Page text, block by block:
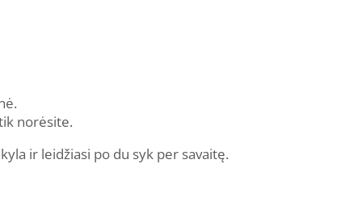
norėsite.
ir leidžiasi po du syk per savaitę.